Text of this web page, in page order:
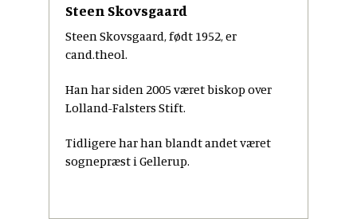
Steen Skovsgaard
Steen Skovsgaard, født 1952, er
cand.theol.
Han har siden 2005 været biskop over
Lolland-Falsters Stift.
Tidligere har han blandt andet været
sognepræst i Gellerup.